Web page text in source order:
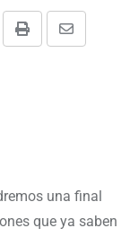
una final
que ya saben